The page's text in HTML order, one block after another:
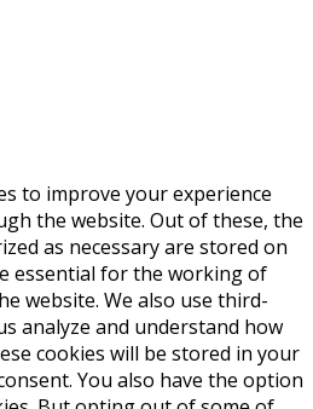
to improve your experience
the website. Out of these, the
as necessary are stored on
essential for the working of
website. We also use third-
analyze and understand how
cookies will be stored in your
You also have the option